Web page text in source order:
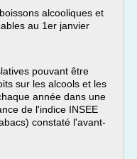
alcooliques et
au 1er janvier
pouvant être
sur les alcools et les
année dans une
de l'indice INSEE
constaté l'avant-